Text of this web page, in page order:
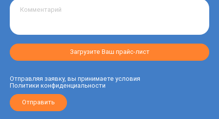
Загрузите Ваш прайс-лист
Отправить
Отправляя заявку, вы принимаете условия
Политики конфиденциальности